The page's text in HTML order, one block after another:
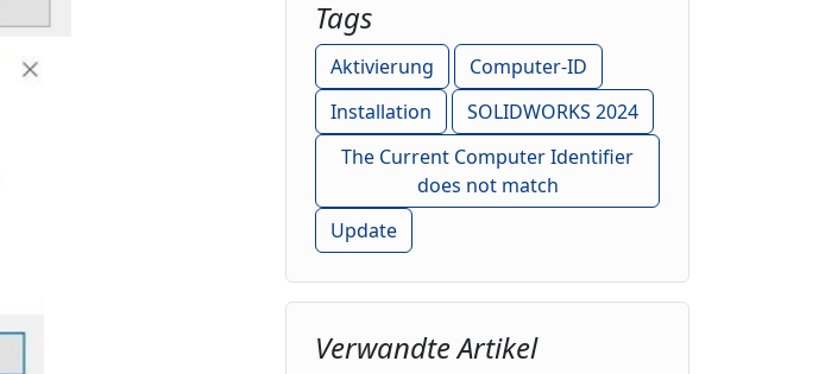
Tags
Aktivierung
Computer-ID
Installation
SOLIDWORKS 2024
The Current Computer Identifier
does not match
Update
Verwandte Artikel